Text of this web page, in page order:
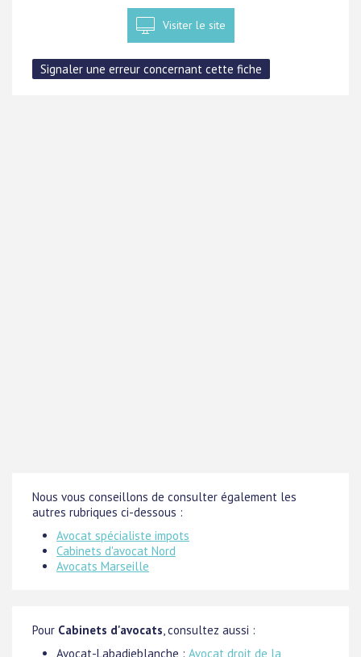
Visiter le site
Nous vous conseillons de consulter également les
autres rubriques ci-dessous :
Avocat spécialiste impots
Cabinets d'avocat Nord
Avocats Marseille
Pour Cabinets d'avocats, consultez aussi :
Avocat-Labadieblanche : Avocat droit de la